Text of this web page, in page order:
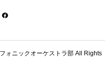
ォニックオーケストラ部 All Rights